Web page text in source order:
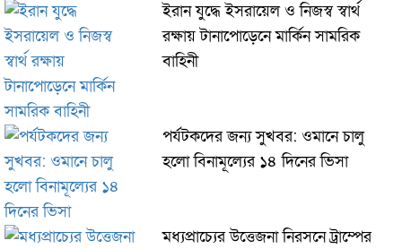
ইরান যুদ্ধে ইসরায়েল ও নিজস্ব স্বার্থ
রক্ষায় টানাপোড়েনে মার্কিন সামরিক
বাহিনী
পর্যটকদের জন্য সুখবর: ওমানে চালু
হলো বিনামূল্যের ১৪ দিনের ভিসা
মধ্যপ্রাচ্যের উত্তেজনা নিরসনে ট্রাম্পের